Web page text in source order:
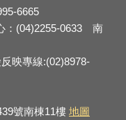
6665
：(04)2255-0633 南
映專線:(02)8978-
號南棟11樓 地圖